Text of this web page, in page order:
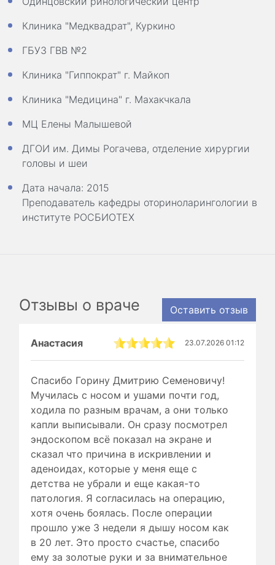
Клиника "Медквадрат", Куркино
ГБУЗ ГВВ №2
Клиника "Гиппократ" г. Майкоп
Клиника "Медицина" г. Махакчкала
МЦ Елены Малышевой
ДГОИ им. Димы Рогачева, отделение хирургии
головы и шеи
Дата начала: 2015
Преподаватель кафедры оториноларингологии в
институте РОСБИОТЕХ
Отзывы о враче Оставить отзыв
Анастасия 23.07.2026 01:12
Спасибо Горину Дмитрию Семеновичу!
Мучилась с носом и ушами почти год,
ходила по разным врачам, а они только
капли выписывали. Он сразу посмотрел
эндоскопом всё показал на экране и
сказал что причина в искривлении и
аденоидах, которые у меня еще с
детства не убрали и еще какая-то
патология. Я согласилась на операцию,
хотя очень боялась. После операции
прошло уже 3 недели я дышу носом как
в 20 лет. Это просто счастье, спасибо
ему за золотые руки и за внимательное